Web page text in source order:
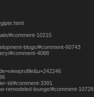
#comment-10215
blogs/#comment-60743
#comment-4088
id/#comment-3391
remodeled-lounge/#comment-10728